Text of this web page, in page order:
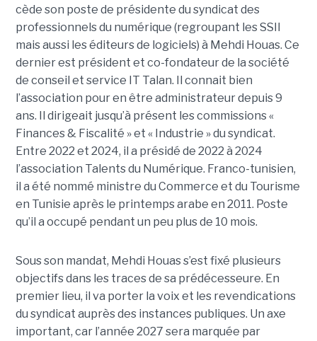
cède son poste de présidente du syndicat des
professionnels du numérique (regroupant les SSII
mais aussi les éditeurs de logiciels) à Mehdi Houas. Ce
dernier est président et co-fondateur de la société
de conseil et service IT Talan. Il connait bien
l’association pour en être administrateur depuis 9
ans. Il dirigeait jusqu’à présent les commissions «
Finances & Fiscalité » et « Industrie » du syndicat.
Entre 2022 et 2024, il a présidé de 2022 à 2024
l’association Talents du Numérique. Franco-tunisien,
il a été nommé ministre du Commerce et du Tourisme
en Tunisie après le printemps arabe en 2011. Poste
qu’il a occupé pendant un peu plus de 10 mois.
Sous son mandat, Mehdi Houas s’est fixé plusieurs
objectifs dans les traces de sa prédécesseure. En
premier lieu, il va porter la voix et les revendications
du syndicat auprès des instances publiques. Un axe
important, car l’année 2027 sera marquée par